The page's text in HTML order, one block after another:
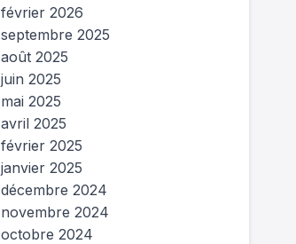
février 2026
septembre 2025
août 2025
juin 2025
mai 2025
avril 2025
février 2025
janvier 2025
décembre 2024
novembre 2024
octobre 2024